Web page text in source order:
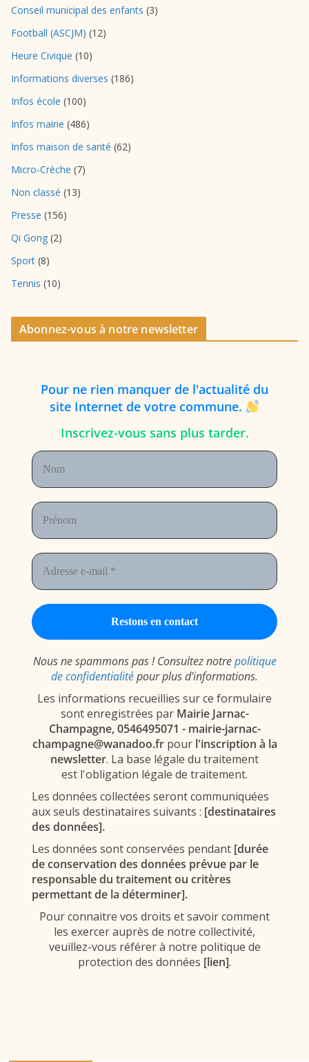
Conseil municipal des enfants (3)
Football (ASCJM) (12)
Heure Civique (10)
Informations diverses (186)
Infos école (100)
Infos mairie (486)
Infos maison de santé (62)
Micro-Crèche (7)
Non classé (13)
Presse (156)
Qi Gong (2)
Sport (8)
Tennis (10)
Abonnez-vous à notre newsletter
Pour ne rien manquer de l'actualité du
site Internet de votre commune.
Inscrivez-vous sans plus tarder.
Nous ne spammons pas ! Consultez notrepolitique
de confidentialitépour plus d’informations.
Les informations recueillies sur ce formulaire
sont enregistrées parMairie Jarnac-
Champagne, 0546495071 - mairie-jarnac-
champagne@wanadoo.fr pour l'inscription à la
newsletter. La base légale du traitement
est l'obligation légale de traitement.
Les données collectées seront communiquées
aux seuls destinataires suivants : [destinataires
des données].
Les données sont conservées pendant [durée
de conservation des données prévue par le
responsable du traitement ou critères
permettant de la déterminer].
Pour connaitre vos droits et savoir comment
les exercer auprès de notre collectivité,
veuillez-vous référer à notre politique de
protection des données [lien].